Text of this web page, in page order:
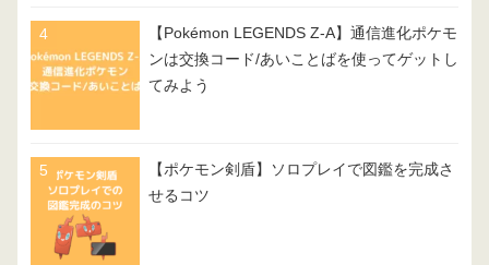
【Pokémon LEGENDS Z-A】通信進化ポケモ
ンは交換コード/あいことばを使ってゲットし
てみよう
【ポケモン剣盾】ソロプレイで図鑑を完成さ
せるコツ